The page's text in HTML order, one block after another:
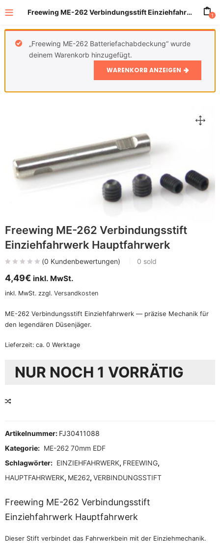
Freewing ME-262 Verbindungsstift Einziehfahrwerk Hauptfahrwerk 1
„Freewing ME-262 Batteriefachabdeckung“ wurde
deinem Warenkorb hinzugefügt.
WARENKORB ANZEIGEN
Freewing ME-262 Verbindungsstift
Einziehfahrwerk Hauptfahrwerk
(0 Kundenbewertungen) 0 sold
4,49€ inkl. MwSt.
inkl. MwSt. zzgl. Versandkosten
ME-262 Verbindungsstift Einziehfahrwerk — präzise Mechanik für
den legendären Düsenjäger.
Lieferzeit: ca. 0 Werktage
NUR NOCH 1 VORRÄTIG
Artikelnummer: FJ30411088
Kategorie: ME-262 70mm EDF
Schlagwörter: EINZIEHFAHRWERK, FREEWING,
HAUPTFAHRWERK, ME262, VERBINDUNGSSTIFT
Freewing ME-262 Verbindungsstift
Einziehfahrwerk Hauptfahrwerk
Dieser Stift verbindet das Fahrwerkbein mit der Einziehmechanik.